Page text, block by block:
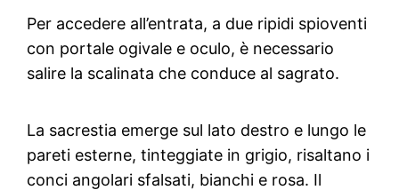
Per accedere all’entrata, a due ripidi spioventi
con portale ogivale e oculo, è necessario
salire la scalinata che conduce al sagrato.
La sacrestia emerge sul lato destro e lungo le
pareti esterne, tinteggiate in grigio, risaltano i
conci angolari sfalsati, bianchi e rosa. Il